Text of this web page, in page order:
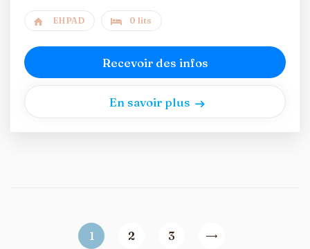
EHPAD 0 lits
Recevoir des infos
En savoir plus
1 2 3